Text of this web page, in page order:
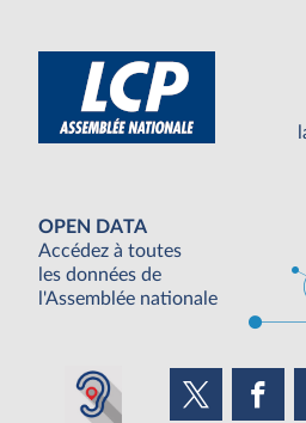
OPEN DATA
Accédez à toutes
les données de
l'Assemblée nationale